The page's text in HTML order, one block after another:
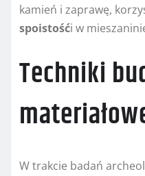
kamień i zaprawę,
spoistośći w
Techniki
W trakcie badań